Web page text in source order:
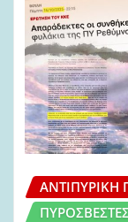
ΑΝΤΙΠΥΡΙΚΉ
ΠΥΡΟΣΒΈΣΤΕΣ